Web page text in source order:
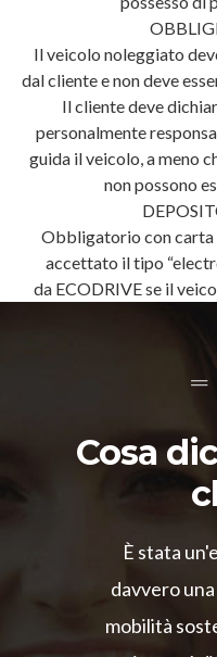
Il veicolo noleggiato
dal cliente e non deve
Il cliente deve
personalmente
guida il veicolo, a meno
non possono
Obbligatorio con carta
accettato il tipo
da ECODRIVE se il
Cosa
È stata
davvero
mobilità